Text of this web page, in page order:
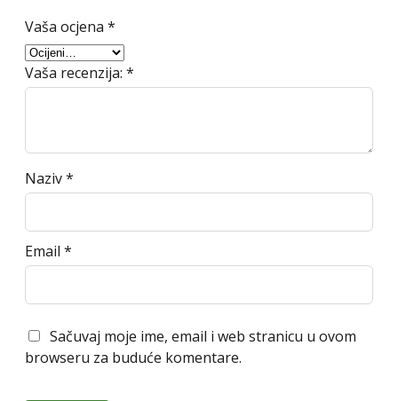
Vaša ocjena *
Vaša recenzija: *
Naziv*
Email *
Sačuvaj moje ime, email i web stranicu u ovom
browseru za buduće komentare.